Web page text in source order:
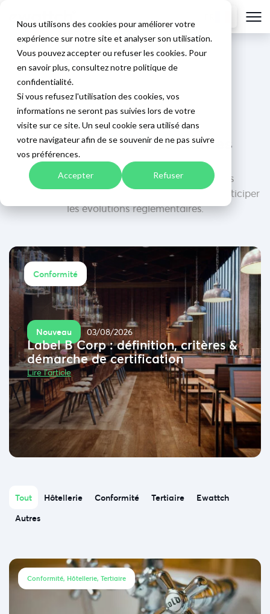
Nous utilisons des cookies pour améliorer votre
expérience sur notre site et analyser son utilisation.
Vous pouvez accepter ou refuser les cookies. Pour
en savoir plus, consultez notre politique de
confidentialité.
Si vous refusez l'utilisation des cookies, vos
informations ne seront pas suivies lors de votre
visite sur ce site. Un seul cookie sera utilisé dans
votre navigateur afin de se souvenir de ne pas suivre
vos préférences.
Accepter Refuser
Accueil>Blog>Page 2
Ressources
Nos dernières ressources
Conseils, décryptages, articles & actualités
pour mieux piloter vos bâtiments hôteliers & anticiper
les évolutions réglementaires.
Conformité
Nouveau 03/08/2026
Label B Corp : définition, critères &
démarche de certification
Lire l'article
Tout Hôtellerie Conformité Tertiaire
Ewattch
Autres
Conformité, Hôtellerie, Tertiaire